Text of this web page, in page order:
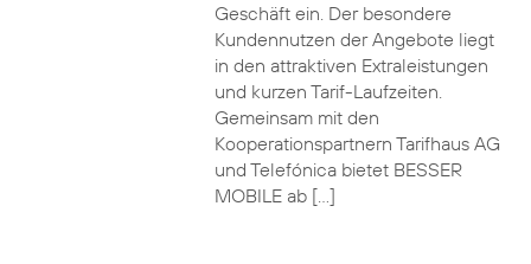
Geschäft ein. Der besondere
Kundennutzen der Angebote liegt
in den attraktiven Extraleistungen
und kurzen Tarif-Laufzeiten.
Gemeinsam mit den
Kooperationspartnern Tarifhaus AG
und Telefónica bietet BESSER
MOBILE ab […]